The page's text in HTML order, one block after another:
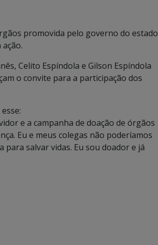
promovida pelo governo do estado
Celito Espíndola e Gilson Espíndola
o convite para a participação dos
e a campanha de doação de órgãos
Eu e meus colegas não poderíamos
salvar vidas. Eu sou doador e já